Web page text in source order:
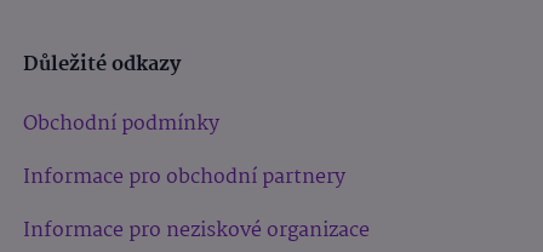
Důležité odkazy
Obchodní podmínky
Informace pro obchodní partnery
Informace pro neziskové organizace